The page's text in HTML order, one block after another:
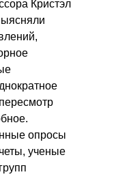
Кристэл
опросы
ученые